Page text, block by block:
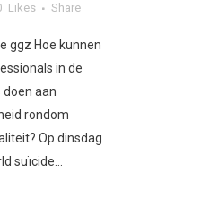
Likes Share
ggz Hoe kunnen
in de
doen aan
rondom
Op dinsdag
suïcide...